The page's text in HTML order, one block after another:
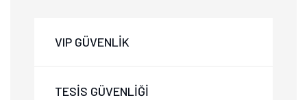
VIP GÜVENLİK
TESİS GÜVENLİĞİ